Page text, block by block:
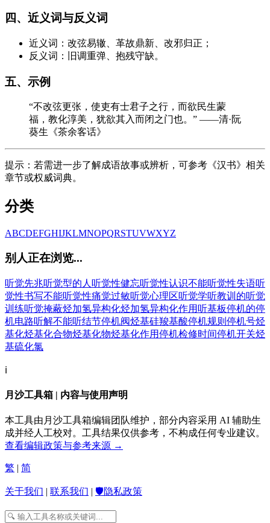
四、近义词与反义词
近义词：改弦易辙、革故鼎新、改邪归正；
反义词：旧调重弹、抱残守缺。
五、示例
“不改弦更张，使吏有士君子之行，而欲民生蒙
福，教化淳美，犹欲其入而闭之门也。” ——清·阮
葵生《茶余客话》
提示：若需进一步了解成语故事或辨析，可参考《汉书》相关
章节或权威词典。
分类
ABCDEFGHIJKLMNOPQRSTUVWXYZ
别人正在浏览...
听觉先兆听觉型的人 听觉性健忘听觉性认识不能听觉性失语听
觉性书写不能听觉性痛觉过敏听觉心理区听觉学听教训的听觉
训练听觉掩蔽烃加氢异构化烃加氢异构化作用 听基板停机的停
机电路听解不能听结节停机阀烃基硅羧基酸停机规则 停机号烃
基化烃基化合物烃基化物烃基化作用停机检修时间停机开关烃
基硫化氯
ℹ️
月沙工具箱 | 内容与使用声明
本工具由月沙工具箱编辑团队维护，部分内容采用 AI 辅助生
成并经人工校对。工具结果仅供参考，不构成任何专业建议。
查看编辑政策与参考来源 →
繁 | 简
关于我们 | 联系我们 | 🛡️隐私政策